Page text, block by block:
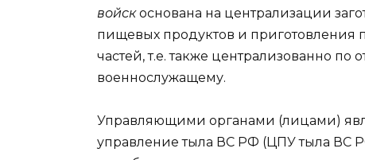
войскоснована на централизации
пищевых продуктов и приготовления
частей, т.е. также централизованно
военнослужащему.
Управляющими органами (лицами)
управление тыла ВС РФ (ЦПУ тыла ВС